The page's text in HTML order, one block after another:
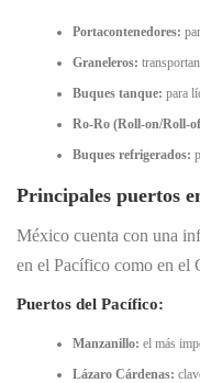
Portacontenedores:
Graneleros:
Buques tanque: para
Ro-Ro (Roll-on/Roll-
Buques refrigerados:
Principales puertos
México cuenta con una
en el Pacífico como en el
Puertos del Pacífico:
Manzanillo: el más
Lázaro Cárdenas: